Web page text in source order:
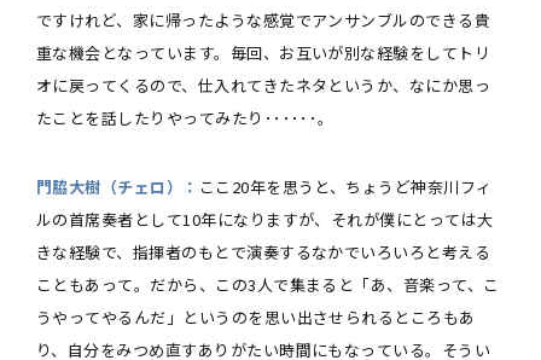
ですけれど、家に帰ったような感覚でアンサンブルのできる貴
重な機会となっています。毎回、お互いが別な経験をしてトリ
オに戻ってくるので、仕入れてきたネタというか、なにか思っ
たことを話したりやってみたり･･････。
門脇大樹（チェロ）： ここ20年を思うと、ちょうど神奈川フィ
ルの首席奏者として10年になりますが、それが僕にとっては大
きな経験で、指揮者のもとで演奏するなかでいろいろと考える
こともあって。だから、この3人で集まると「あ、音楽って、こ
うやってやるんだ」というのを思い出させられるところもあ
り、自分をみつめ直すありがたい時間にもなっている。そうい